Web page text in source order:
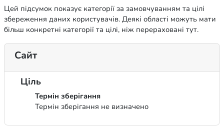
Цей підсумок показує категорії за замовчуванням та цілі
збереження даних користувачів. Деякі області можуть мати
більш конкретні категорії та цілі, ніж перераховані тут.
Сайт
Ціль
Термін зберігання
Термін зберігання не визначено